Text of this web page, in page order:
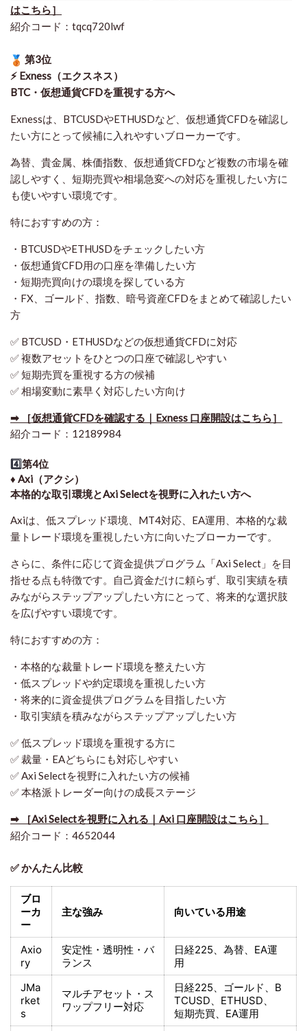
はこちら］
紹介コード：tqcq720lwf
第3位
⚡ Exness（エクスネス）
BTC・仮想通貨CFDを重視する方へ
Exnessは、BTCUSDやETHUSDなど、仮想通貨CFDを確認し
たい方にとって候補に入れやすいブローカーです。
為替、貴金属、株価指数、仮想通貨CFDなど複数の市場を確
認しやすく、短期売買や相場急変への対応を重視したい方に
も使いやすい環境です。
特におすすめの方：
・BTCUSDやETHUSDをチェックしたい方
・仮想通貨CFD用の口座を準備したい方
・短期売買向けの環境を探している方
・FX、ゴールド、指数、暗号資産CFDをまとめて確認したい
方
✅ BTCUSD・ETHUSDなどの仮想通貨CFDに対応
✅ 複数アセットをひとつの口座で確認しやすい
✅ 短期売買を重視する方の候補
✅ 相場変動に素早く対応したい方向け
➡ ［仮想通貨CFDを確認する｜Exness 口座開設はこちら］
紹介コード：12189984
4️⃣第4位
♦️ Axi（アクシ）
本格的な取引環境とAxi Selectを視野に入れたい方へ
Axiは、低スプレッド環境、MT4対応、EA運用、本格的な裁
量トレード環境を重視したい方に向いたブローカーです。
さらに、条件に応じて資金提供プログラム「Axi Select」を目
指せる点も特徴です。自己資金だけに頼らず、取引実績を積
みながらステップアップしたい方にとって、将来的な選択肢
を広げやすい環境です。
特におすすめの方：
・本格的な裁量トレード環境を整えたい方
・低スプレッドや約定環境を重視したい方
・将来的に資金提供プログラムを目指したい方
・取引実績を積みながらステップアップしたい方
✅ 低スプレッド環境を重視する方に
✅ 裁量・EAどちらにも対応しやすい
✅ Axi Selectを視野に入れたい方の候補
✅ 本格派トレーダー向けの成長ステージ
➡ ［Axi Selectを視野に入れる｜Axi 口座開設はこちら］
紹介コード：4652044
✅ かんたん比較
ブロ
ーカ
ー
主な強み 向いている用途
Axio
ry
安定性・透明性・バ
ランス
日経225、為替、EA運
用
JMa
rket
s
マルチアセット・ス
ワップフリー対応
日経225、ゴールド、 B
TCUSD、ETHUSD、
短期売買、EA運用